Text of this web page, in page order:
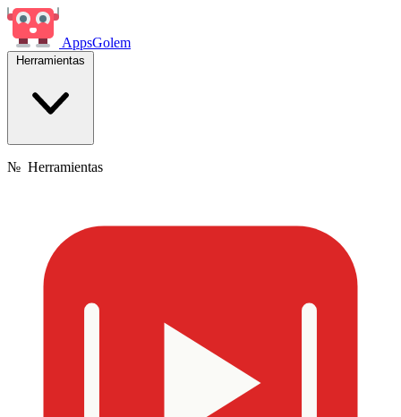
AppsGolem
Herramientas
№ Herramientas